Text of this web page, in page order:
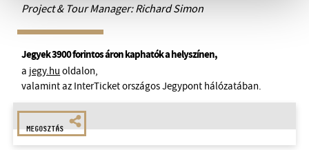
Project & Tour Manager: Richard Simon
Jegyek 3900 forintos áron kaphatók a helyszínen,
a jegy.hu oldalon,
valamint az InterTicket országos Jegypont hálózatában.
MEGOSZTÁS